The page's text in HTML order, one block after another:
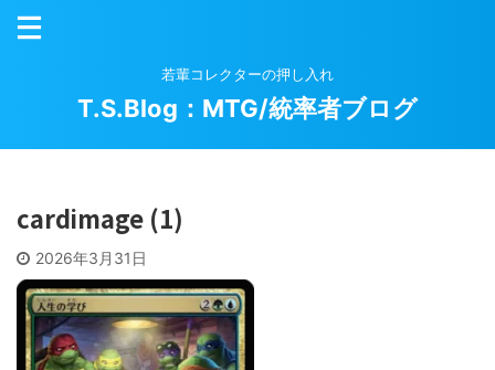
若輩コレクターの押し入れ
T.S.Blog：MTG/統率者ブログ
cardimage (1)
2026年3月31日